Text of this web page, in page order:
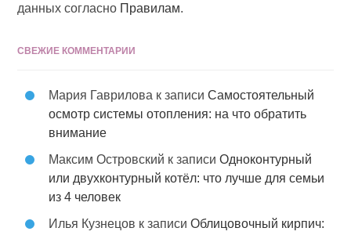
данных согласно Правилам.
СВЕЖИЕ КОММЕНТАРИИ
Мария Гаврилова к записиСамостоятельный
осмотр системы отопления: на что обратить
внимание
Максим Островский к записиОдноконтурный
или двухконтурный котёл: что лучше для семьи
из 4 человек
Илья Кузнецов к записиОблицовочный кирпич: